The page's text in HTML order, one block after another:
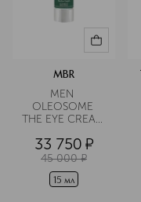
MBR
MEN
OLEOSOME
THE EYE CREAM
области вокруг
глаз
разглаживающий
33 750 ¤
45 000 ¤
15 мл